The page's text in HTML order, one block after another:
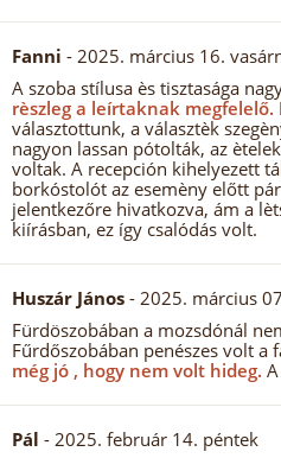
Fanni - 2025. március 16.
A szoba stílusa ès tisztasága
rèszleg a leírtaknak megfelelő.
választottunk, a választèk
nagyon lassan pótolták, az
voltak. A recepción kihelyezett
borkóstolót az esemèny előtt
jelentkezőre hivatkozva, ám a
kiírásban, ez így csalódás volt.
Huszár János - 2025. március
Fürdöszobában a mozsdónál
Fűrdőszobában penészes volt a
még jó , hogy nem volt hideg.
Pál - 2025. február 14. péntek